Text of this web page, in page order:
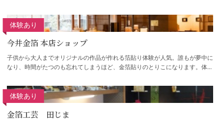
今井金箔 本店ショップ
体験あり
子供から大人までオリジナルの作品が作れる箔貼り体験が人気。誰もが夢中に
なり、時間がたつのも忘れてしまうほど、金箔貼りのとりこになります。体験
金箔工芸 田じま
体験あり